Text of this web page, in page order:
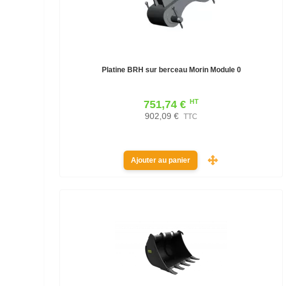
Platine BRH sur berceau Morin Module 0
751,74 € HT
902,09 € TTC
Ajouter au panier